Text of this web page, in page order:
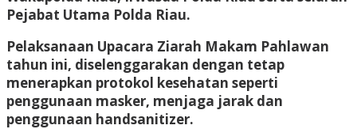
Pejabat Utama Polda Riau.
Pelaksanaan Upacara Ziarah Makam Pahlawan
tahun ini, diselenggarakan dengan tetap
menerapkan protokol kesehatan seperti
penggunaan masker, menjaga jarak dan
penggunaan handsanitizer.